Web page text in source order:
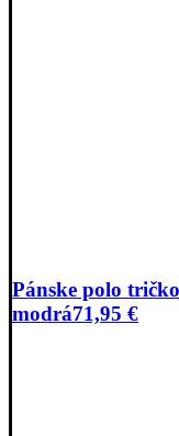
Pánske polo
modrá71,95 €